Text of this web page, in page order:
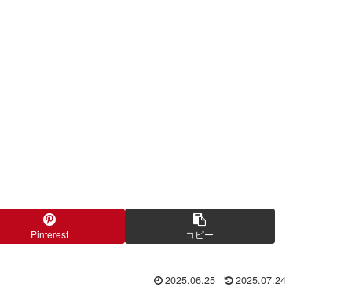
Pinterest コピー
2025.06.25 2025.07.24